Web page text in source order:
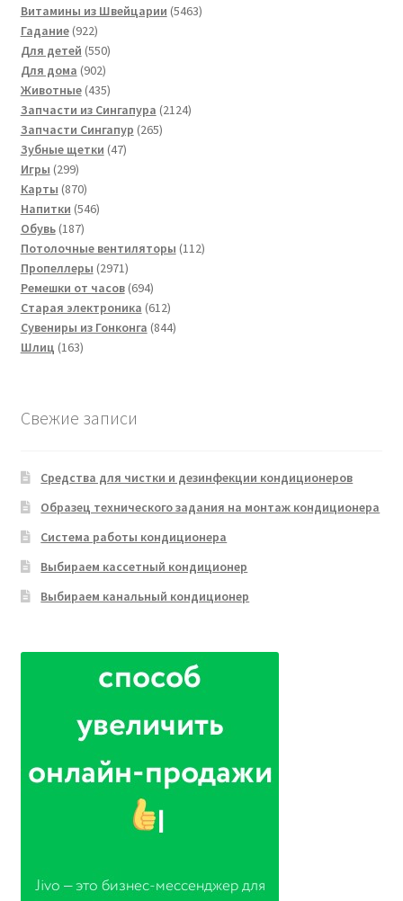
товара
Витамины из Швейцарии 54635463
Гадание 922922
товара
Для детей 550550
Для дома 902902
товара
Животные 435435
товаров
Запчасти из Сингапура 21242124
Запчасти Сингапур 265265
Зубные щетки 4747
Игры 299299
товаров
Карты 870870
товаров
Напитки 546546
Обувь 187187
товаров
Потолочные вентиляторы 112112
Пропеллеры 29712971
товар
Ремешки от часов 694694
товара
Старая электроника 612612
товаров
Сувениры из Гонконга 844844
Шлиц 163163
Свежие записи
Средства для чистки и дезинфекции кондиционеров
Образец технического задания на монтаж кондиционера
Система работы кондиционера
Выбираем кассетный кондиционер
Выбираем канальный кондиционер